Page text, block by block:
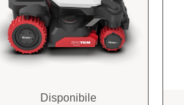
Disponibile